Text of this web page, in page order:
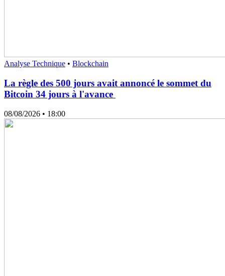
Analyse Technique • Blockchain
La règle des 500 jours avait annoncé le sommet du
Bitcoin 34 jours à l'avance
08/08/2026 • 18:00